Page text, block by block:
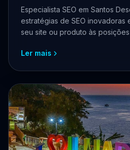
Especialista SEO em Santos
estratégias de SEO inovadoras
seu site ou produto às
Ler mais